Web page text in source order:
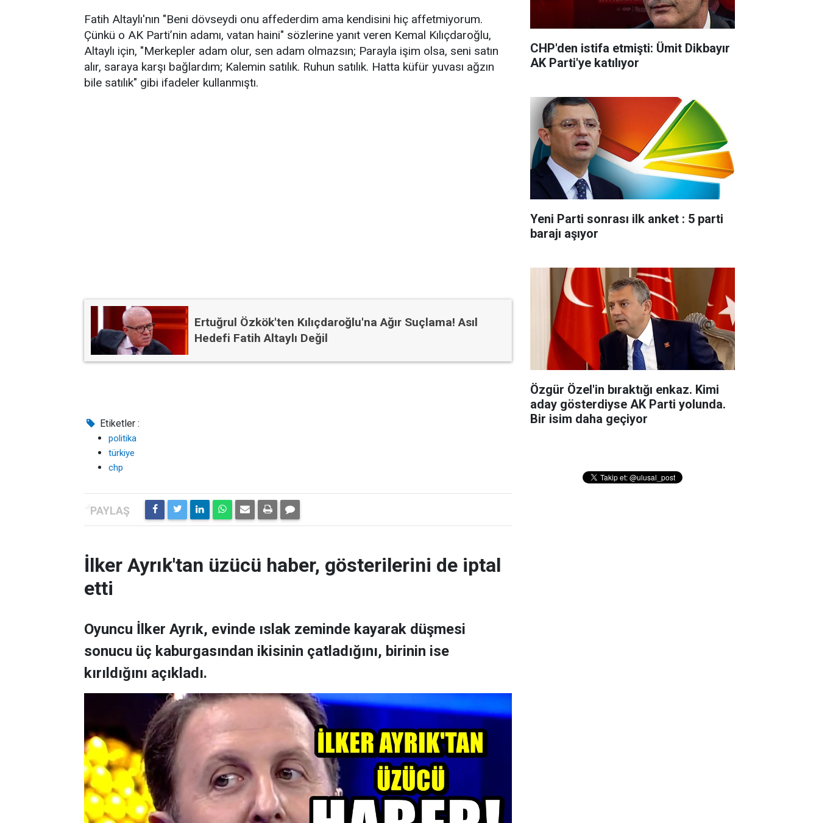
Fatih Altaylı'nın "Beni dövseydi onu affederdim ama kendisini hiç affetmiyorum.
Çünkü o AK Parti’nin adamı, vatan haini" sözlerine yanıt veren Kemal Kılıçdaroğlu,
Altaylı için, "Merkepler adam olur, sen adam olmazsın; Parayla işim olsa, seni satın
alır, saraya karşı bağlardım; Kalemin satılık. Ruhun satılık. Hatta küfür yuvası ağzın
bile satılık" gibi ifadeler kullanmıştı.
Ertuğrul Özkök'ten Kılıçdaroğlu'na Ağır Suçlama! Asıl
Hedefi Fatih Altaylı Değil
Etiketler :
politika
türkiye
chp
İlker Ayrık'tan üzücü haber, gösterilerini de iptal
etti
Oyuncu İlker Ayrık, evinde ıslak zeminde kayarak düşmesi
sonucu üç kaburgasından ikisinin çatladığını, birinin ise
kırıldığını açıkladı.
CHP'den istifa etmişti: Ümit Dikbayır
AK Parti'ye katılıyor
Yeni Parti sonrası ilk anket : 5 parti
barajı aşıyor
Özgür Özel'in bıraktığı enkaz. Kimi
aday gösterdiyse AK Parti yolunda.
Bir isim daha geçiyor